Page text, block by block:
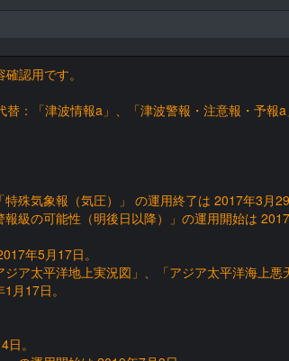
認用です。
：「津波情報a」、「津波警報・注意報・予報a
殊気象報（気圧）」 の運用終了は 2017年3月29
級の可能性（明後日以降）」の運用開始は
年5月17日。
ア太平洋地上実況図」、「アジア太平洋海上悪
月17日。
。